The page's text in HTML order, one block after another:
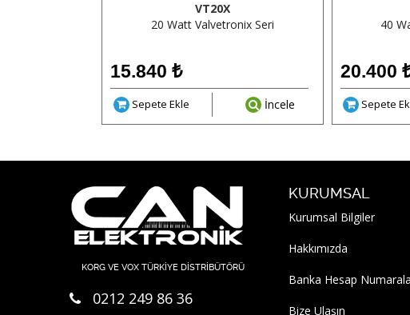
VT20X
20 Watt Valvetronix Seri
15.840 ₺
Sepete Ekle İncele
40
20.400
Sepete
KORG VE VOX TÜRKİYE DİSTRİBÜTÖRÜ
0212 249 86 36
KURUMSAL
Kurumsal Bilgiler
Hakkımızda
Banka Hesap
Bize Ulaşın